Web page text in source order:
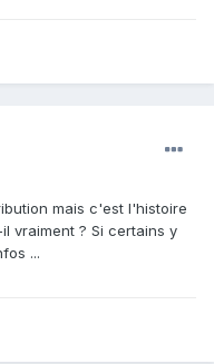
mais c'est l'histoire
vraiment ? Si certains y
...